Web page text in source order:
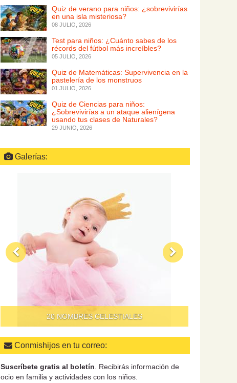
Quiz de verano para niños: ¿sobrevivirías
en una isla misteriosa?
08 JULIO, 2026
Test para niños: ¿Cuánto sabes de los
récords del fútbol más increíbles?
05 JULIO, 2026
Quiz de Matemáticas: Supervivencia en la
pastelería de los monstruos
01 JULIO, 2026
Quiz de Ciencias para niños:
¿Sobrevivirías a un ataque alienígena
usando tus clases de Naturales?
29 JUNIO, 2026
Galerías:
QUÉ HACER PARA QUE DAR DE COMER A LOS
NIÑOS NO SEA UN SUPLICIO
Conmishijos en tu correo:
Suscríbete gratis al boletín . Recibirás información de
ocio en familia y actividades con los niños.